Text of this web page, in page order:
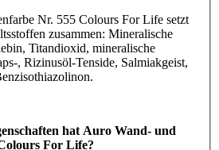
Nr. 555 Colours For Life setzt
zusammen: Mineralische
Titandioxid, mineralische
, Rizinusöl-Tenside, Salmiakgeist,
hat Auro Wand- und
For Life?